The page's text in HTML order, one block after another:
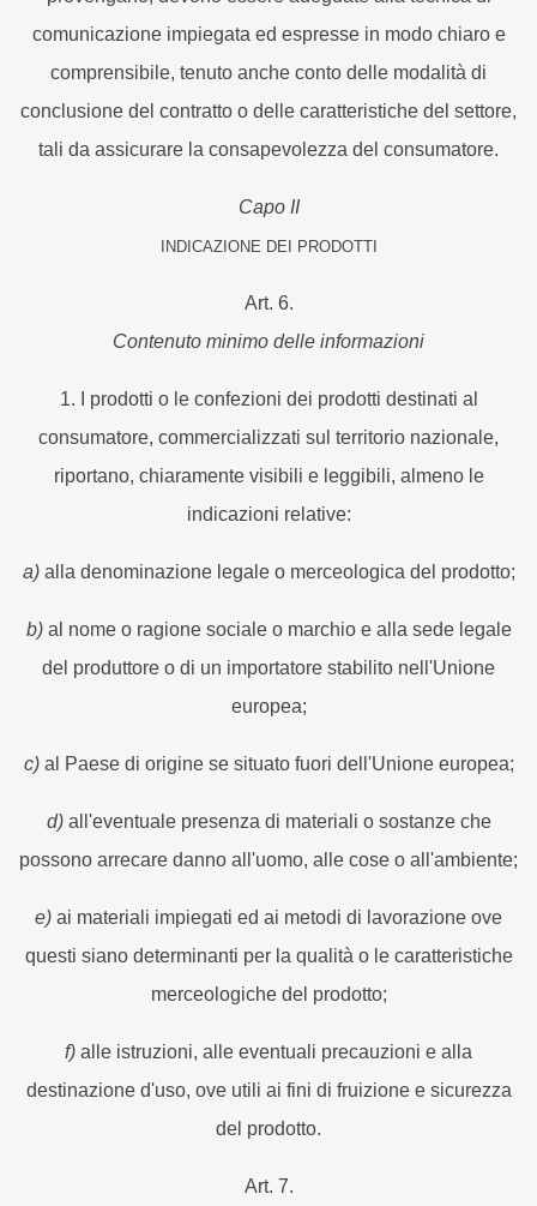
comunicazione impiegata ed espresse in modo chiaro e
comprensibile, tenuto anche conto delle modalità di
conclusione del contratto o delle caratteristiche del settore,
tali da assicurare la consapevolezza del consumatore.
Capo II
INDICAZIONE DEI PRODOTTI
Art. 6.
Contenuto minimo delle informazioni
1. I prodotti o le confezioni dei prodotti destinati al
consumatore, commercializzati sul territorio nazionale,
riportano, chiaramente visibili e leggibili, almeno le
indicazioni relative:
a)alla denominazione legale o merceologica del prodotto;
b)al nome o ragione sociale o marchio e alla sede legale
del produttore o di un importatore stabilito nell'Unione
europea;
c)al Paese di origine se situato fuori dell'Unione europea;
d)all'eventuale presenza di materiali o sostanze che
possono arrecare danno all'uomo, alle cose o all'ambiente;
e) ai materiali impiegati ed ai metodi di lavorazione ove
questi siano determinanti per la qualità o le caratteristiche
merceologiche del prodotto;
f) alle istruzioni, alle eventuali precauzioni e alla
destinazione d'uso, ove utili ai fini di fruizione e sicurezza
del prodotto.
Art. 7.